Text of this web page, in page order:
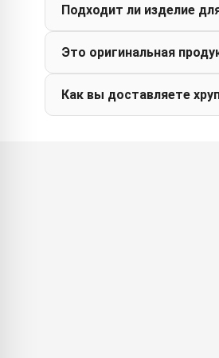
Подходит ли изделие
Это оригинальная
Как вы доставляете